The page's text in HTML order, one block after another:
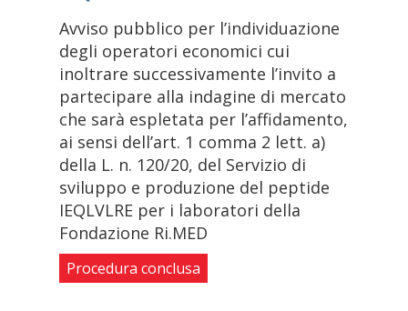
Avviso pubblico per l’individuazione
degli operatori economici cui
inoltrare successivamente l’invito a
partecipare alla indagine di mercato
che sarà espletata per l’affidamento,
ai sensi dell’art. 1 comma 2 lett. a)
della L. n. 120/20, del Servizio di
sviluppo e produzione del peptide
IEQLVLRE per i laboratori della
Fondazione Ri.MED
Procedura conclusa